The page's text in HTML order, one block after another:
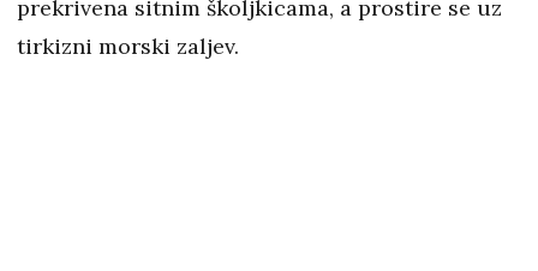
prekrivena sitnim školjkicama, a prostire se uz
tirkizni morski zaljev.